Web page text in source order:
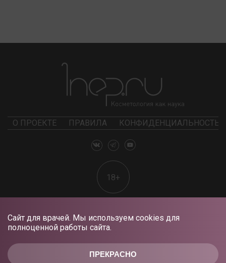
ПРЕКРАСНО
Сайт для врачей. Мы используем cookies для
полноценной работы сайта.
О ПРОЕКТЕ ПРАВИЛА КОНФИДЕНЦИАЛЬНОСТЬ
18+